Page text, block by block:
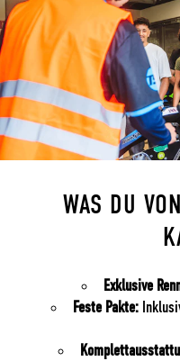
WAS DU
Exklusive
Feste Pakte: